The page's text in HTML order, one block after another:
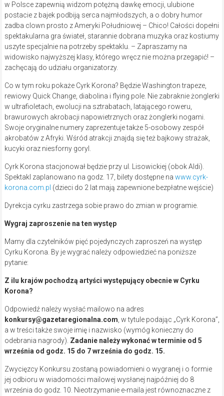
w Polsce zapewnią widzom potężną dawkę emocji, ulubione
postacie z bajek podbiją serca najmłodszych, a o dobry humor
zadba clown prosto z Ameryki Południowej – Chico! Całości dopełni
spektakularna gra świateł, starannie dobrana muzyka oraz kostiumy
uszyte specjalnie na potrzeby spektaklu. – Zapraszamy na
widowisko najwyższej klasy, którego wręcz nie można przegapić! –
zachęcają do udziału organizatorzy.
Co w tym roku pokaże Cyrk Korona? Będzie Washington trapeze,
rewiowy Quick Change, diabolina i flying pole. Nie zabraknie żonglerki
w ultrafioletach, ewolucji na sztrabatach, latającego roweru,
brawurowych akrobacji napowietrznych oraz żonglerki nogami.
Swoje oryginalne numery zaprezentuje także 5-osobowy zespół
akrobatów z Afryki. Wśród atrakcji znajdą się też bajkowy strażak,
kucyki oraz niesforny goryl.
Cyrk Korona stacjonował będzie przy ul. Lisowickiej (obok Aldi).
Spektakl zaplanowano na godz. 17, bilety dostępne na www.cyrk-
korona.com.pl (dzieci do 2 lat mają zapewnione bezpłatne wejście)
Dyrekcja cyrku zastrzega sobie prawo do zmian w programie.
Wygraj zaproszenie na ten występ
Mamy dla czytelników pięć pojedynczych zaproszeń na występ
Cyrku Korona. By je wygrać należy odpowiedzieć na poniższe
pytanie:
Z ilu krajów pochodzą artyści występujący obecnie w Cyrku
Korona?
Odpowiedź należy wysłać mailowo na adres
konkursy@gazetaregionalna.com, w tytule podając „Cyrk Korona”,
a w treści także swoje imię i nazwisko (wymóg konieczny do
odebrania nagrody). Zadanie należy wykonać w terminie od 5
września od godz. 15 do 7 września do godz. 15.
Zwycięzcy Konkursu zostaną powiadomieni o wygranej i o formie
jej odbioru w wiadomości mailowej wysłanej najpóźniej do 8
września do godz. 10. Nieotrzymanie e-maila jest równoznaczne z